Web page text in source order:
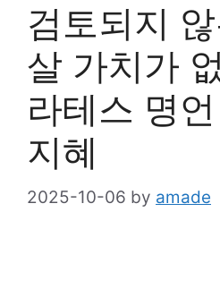
검토되지
살 가치가
라테스 명
지혜
2025-10-06 by amade